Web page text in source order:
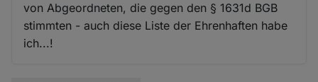
von Abgeordneten, die gegen den § 1631d BGB
stimmten - auch diese Liste der Ehrenhaften habe
ich...!